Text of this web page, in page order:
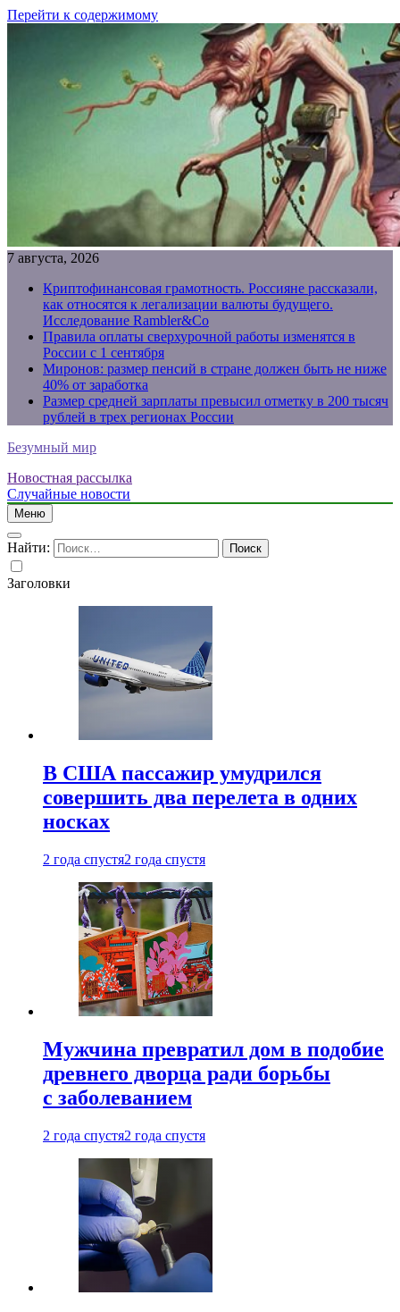
Перейти к содержимому
7 августа, 2026
Криптофинансовая грамотность. Россияне рассказали,
как относятся к легализации валюты будущего.
Исследование Rambler&Co
Правила оплаты сверхурочной работы изменятся в
России с 1 сентября
Миронов: размер пенсий в стране должен быть не ниже
40% от заработка
Размер средней зарплаты превысил отметку в 200 тысяч
рублей в трех регионах России
Безумный мир
Новостная рассылка
Случайные новости
Меню
Найти:
Заголовки
В США пассажир умудрился
совершить два перелета в одних
носках
2 года спустя2 года спустя
Мужчина превратил дом в подобие
древнего дворца ради борьбы
с заболеванием
2 года спустя2 года спустя